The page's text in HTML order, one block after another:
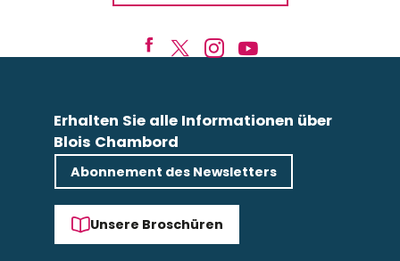
Erhalten Sie alle Informationen über
Blois Chambord
Abonnement des Newsletters
Unsere Broschüren